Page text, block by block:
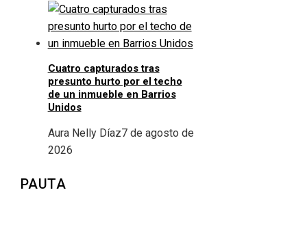
Cuatro capturados tras
presunto hurto por el techo
de un inmueble en Barrios
Unidos
Aura Nelly Díaz7 de agosto de
2026
PAUTA